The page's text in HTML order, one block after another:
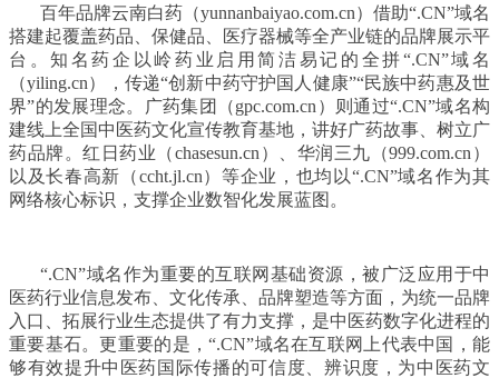
百年品牌云南白药（yunnanbaiyao.com.cn）借助“.CN”域名
搭建起覆盖药品、保健品、医疗器械等全产业链的品牌展示平
台。知名药企以岭药业启用简洁易记的全拼“.CN”域名
（yiling.cn），传递“创新中药守护国人健康”“民族中药惠及世
界”的发展理念。广药集团（gpc.com.cn）则通过“.CN”域名构
建线上全国中医药文化宣传教育基地，讲好广药故事、树立广
药品牌。红日药业（chasesun.cn）、华润三九（999.com.cn）
以及长春高新（ccht.jl.cn）等企业，也均以“.CN”域名作为其
网络核心标识，支撑企业数智化发展蓝图。
“.CN”域名作为重要的互联网基础资源，被广泛应用于中
医药行业信息发布、文化传承、品牌塑造等方面，为统一品牌
入口、拓展行业生态提供了有力支撑，是中医药数字化进程的
重要基石。更重要的是，“.CN”域名在互联网上代表中国，能
够有效提升中医药国际传播的可信度、辨识度，为中医药文